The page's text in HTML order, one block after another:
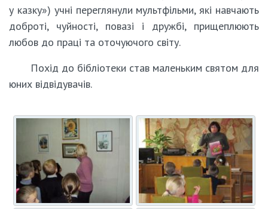
у казку») учні переглянули мультфільми, які навчають
доброті, чуйності, повазі і дружбі, прищеплюють
любов до праці та оточуючого світу.
Похід до бібліотеки став маленьким святом для
юних відвідувачів.